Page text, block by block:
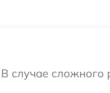
случае сложного